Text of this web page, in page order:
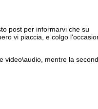
post per informarvi che su
vi piaccia, e colgo
video\audio, mentre la